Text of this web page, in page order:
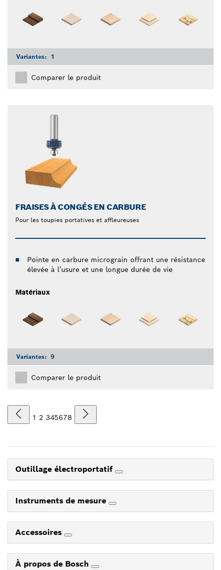
Variantes: 1
Comparer le produit
FRAISES À CONGÉS EN CARBURE
Pour les toupies portatives et affleureuses
Pointe en carbure micrograin offrant une résistance
élevée à l’usure et une longue durée de vie
Matériaux
Variantes: 9
Comparer le produit
1 2 345678
Outillage électroportatif
Instruments de mesure
Accessoires
À propos de Bosch